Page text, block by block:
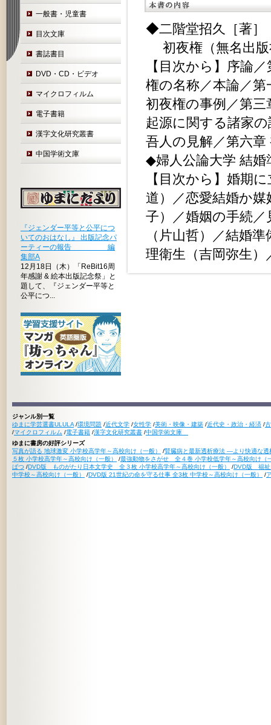
一般書・児童書
目次文庫
書誌書目
DVD・CD・ビデオ
マイクロフィルム
電子書籍
漢字文化研究叢書
中国学術文庫
『ジェンダー平等と公平につ
いてのおはなし』 出版記念パ
ーティーの報告 編
集部A
12月18日（木）「ReBit16周
年感謝 & 絵本出版記念祭」と
題して、『ジェンダー平等と
公平につ...
◆二階堂招久［著］
初夜権（無名出
【目次から】序論
権の名称／本論／
初夜権の事例／第
起源に関する諸家
吾人の見解／第六
◆婦人公論大学 結
【目次から】婚期
道）／恋愛結婚か
子）／婚姻の手続
（片山哲）／結婚
理衛生（吉岡弥生
ジャンル別一覧
ゆまに学芸選書ULULA /環境問題 /近代文学 /女性学 /美術・映像・建築 /近代史・政治・経済 /
/マイクロフィルム /電子書籍 /漢字文化研究叢書 /中国学術文庫
ゆまに書房の好評シリーズ
写真が語る 地球激変 小学校高学年～高校向け（一般）
/腎臓病と最新透析療法 ―より快適な
５枚 小学校高学年～高校向け（一般）
/最強動物をさがせ 全４巻 小学校低学年～高校向け（
ばつ /DVD版 ものがたり日本文学史 全３枚 小学校高学年～高校向け（一般） /DVD版 福祉
中学校～高校向け（一般）
/DVD版 21世紀の命を守る仕事 全3枚 中学校～高校向け（一般） /